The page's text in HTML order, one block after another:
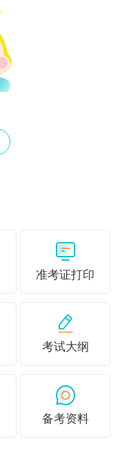
准考证打印
考试大纲
备考资料